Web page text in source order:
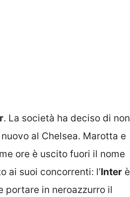
. La società ha deciso di non
al Chelsea. Marotta e
ore è uscito fuori il nome
ai suoi concorrenti: l’Inter è
portare in neroazzurro il